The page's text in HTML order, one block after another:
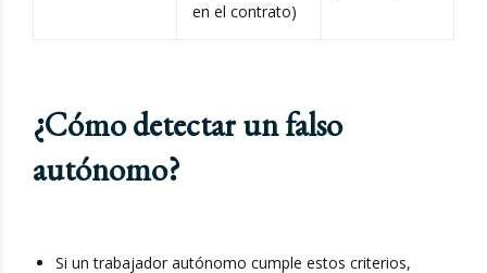
en el contrato)
¿Cómo detectar un falso
autónomo?
Si un trabajador autónomo cumple estos criterios,